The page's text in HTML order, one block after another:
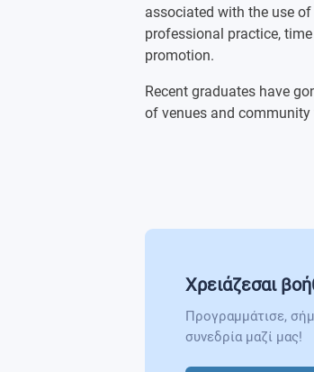
Painting Specialism
Painting Final Project 3
associated with the use
professional practice,
promotion.
Recent graduates have
of venues and community
Χρειάζεσαι
Προγραμμάτισε,
συνεδρία μαζί μας!